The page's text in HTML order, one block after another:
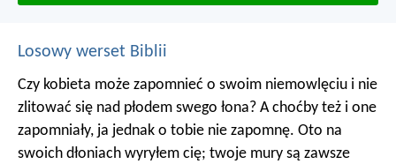
Losowy werset Biblii
Czy kobieta może zapomnieć o swoim niemowlęciu i nie
zlitować się nad płodem swego łona? A choćby też i one
zapomniały, ja jednak o tobie nie zapomnę. Oto na
swoich dłoniach wyryłem cię; twoje mury są zawsze